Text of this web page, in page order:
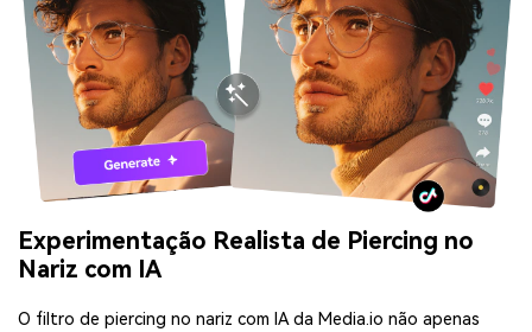
Experimentação Realista de Piercing no
Nariz com IA
O filtro de piercing no nariz com IA da Media.io não apenas